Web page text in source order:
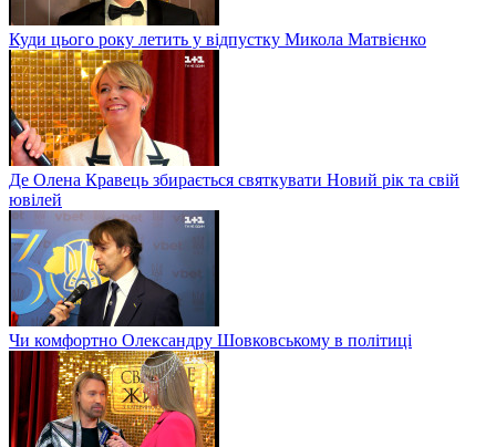
Куди цього року летить у відпустку Микола Матвієнко
Де Олена Кравець збирається святкувати Новий рік та свій
ювілей
Чи комфортно Олександру Шовковському в політиці